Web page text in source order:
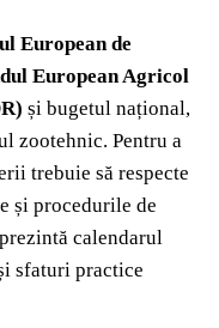
European de
European Agricol
și bugetul național,
zootehnic. Pentru a
trebuie să respecte
și procedurile de
calendarul
sfaturi practice